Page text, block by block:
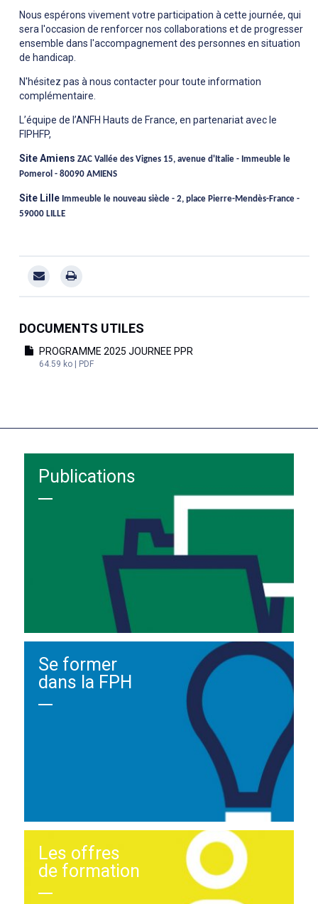
Nous espérons vivement votre participation à cette journée, qui
sera l'occasion de renforcer nos collaborations et de progresser
ensemble dans l'accompagnement des personnes en situation
de handicap.
N'hésitez pas à nous contacter pour toute information
complémentaire.
L’équipe de l’ANFH Hauts de France, en partenariat avec le
FIPHFP,
Site Amiens ZAC Vallée des Vignes 15, avenue d'Italie - Immeuble le
Pomerol - 80090 AMIENS
Site Lille Immeuble le nouveau siècle - 2, place Pierre-Mendès-France -
59000 LILLE
DOCUMENTS UTILES
PROGRAMME 2025 JOURNEE PPR
64.59 ko | PDF
Publications
Se former
dans la FPH
Les offres
de formation